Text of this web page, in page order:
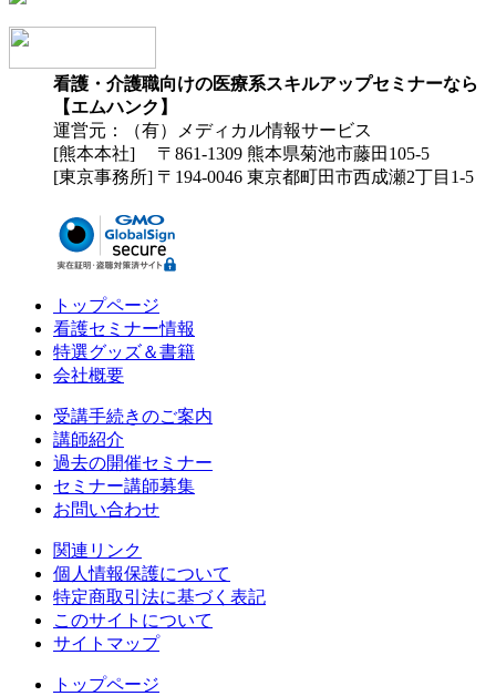
看護・介護職向けの医療系スキルアップセミナーなら
【エムハンク】
運営元：（有）メディカル情報サービス
[熊本本社] 〒861-1309 熊本県菊池市藤田105-5
[東京事務所] 〒194-0046 東京都町田市西成瀬2丁目1-5
トップページ
看護セミナー情報
特選グッズ＆書籍
会社概要
受講手続きのご案内
講師紹介
過去の開催セミナー
セミナー講師募集
お問い合わせ
関連リンク
個人情報保護について
特定商取引法に基づく表記
このサイトについて
サイトマップ
トップページ